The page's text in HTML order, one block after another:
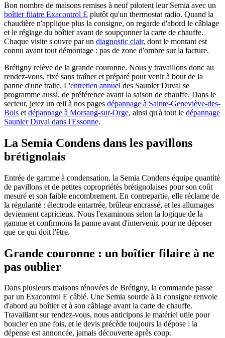
Bon nombre de maisons remises à neuf pilotent leur Semia avec un
boîtier filaire Exacontrol E plutôt qu'un thermostat radio. Quand la
chaudière n'applique plus la consigne, on regarde d'abord le câblage
et le réglage du boîtier avant de soupçonner la carte de chauffe.
Chaque visite s'ouvre par un diagnostic clair, dont le montant est
connu avant tout démontage : pas de zone d'ombre sur la facture.
Brétigny relève de la grande couronne. Nous y travaillons donc au
rendez-vous, fixé sans traîner et préparé pour venir à bout de la
panne d'une traite. L'entretien annuel des Saunier Duval se
programme aussi, de préférence avant la saison de chauffe. Dans le
secteur, jetez un œil à nos pages dépannage à Sainte-Geneviève-des-
Bois et dépannage à Morsang-sur-Orge, ainsi qu'à tout le dépannage
Saunier Duval dans l'Essonne.
La Semia Condens dans les pavillons
brétignolais
Entrée de gamme à condensation, la Semia Condens équipe quantité
de pavillons et de petites copropriétés brétignolaises pour son coût
mesuré et son faible encombrement. En contrepartie, elle réclame de
la régularité : électrode entartrée, brûleur encrassé, et les allumages
deviennent capricieux. Nous l'examinons selon la logique de la
gamme et confirmons la panne avant d'intervenir, pour ne déposer
que ce qui doit l'être.
Grande couronne : un boîtier filaire à ne
pas oublier
Dans plusieurs maisons rénovées de Brétigny, la commande passe
par un Exacontrol E câblé. Une Semia sourde à la consigne renvoie
d'abord au boîtier et à son câblage avant la carte de chauffe.
Travaillant sur rendez-vous, nous anticipons le matériel utile pour
boucler en une fois, et le devis précède toujours la dépose : la
dépense est annoncée, jamais découverte après coup.